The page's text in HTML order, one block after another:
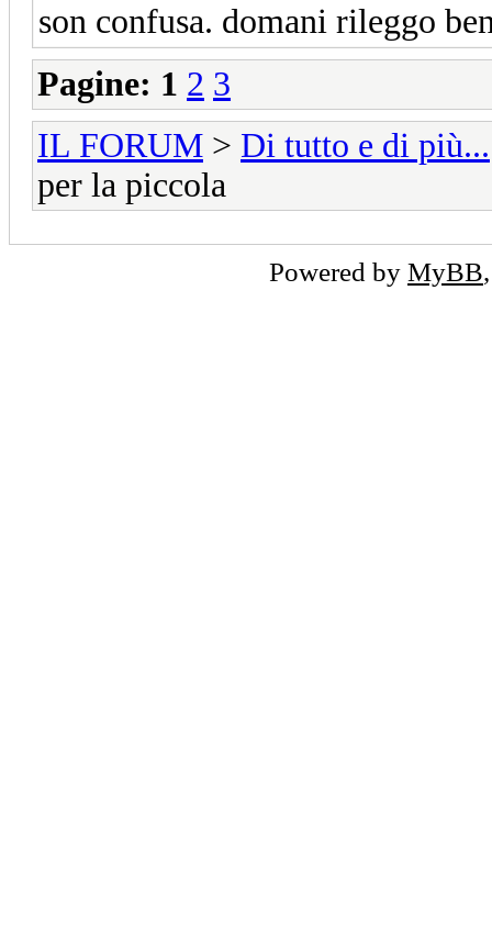
son confusa. domani rileggo
Pagine: 1 2 3
IL FORUM > Di tutto e di più...
per la piccola
Powered by MyBB